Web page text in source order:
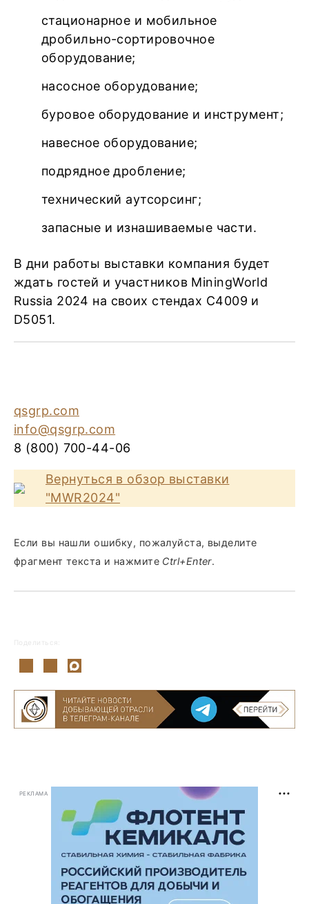
стационарное и мобильное
дробильно-сортировочное
оборудование;
насосное оборудование;
буровое оборудование и инструмент;
навесное оборудование;
подрядное дробление;
технический аутсорсинг;
запасные и изнашиваемые части.
В дни работы выставки компания будет
ждать гостей и участников MiningWorld
Russia 2024 на своих стендах C4009 и
D5051.
qsgrp.com
info@qsgrp.com
8 (800) 700-44-06
Вернуться в обзор выставки
"MWR2024"
Если вы нашли ошибку, пожалуйста, выделите
фрагмент текста и нажмите Ctrl+Enter.
Поделиться:
РЕКЛАМА